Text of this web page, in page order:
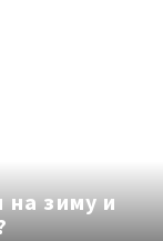
на зиму и